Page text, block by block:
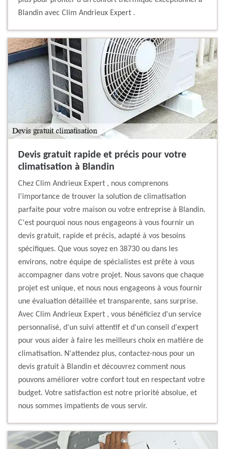
Blandin avec Clim Andrieux Expert .
Devis gratuit rapide et précis pour votre
climatisation à Blandin
Chez Clim Andrieux Expert , nous comprenons
l'importance de trouver la solution de climatisation
parfaite pour votre maison ou votre entreprise à Blandin.
C'est pourquoi nous nous engageons à vous fournir un
devis gratuit, rapide et précis, adapté à vos besoins
spécifiques. Que vous soyez en 38730 ou dans les
environs, notre équipe de spécialistes est prête à vous
accompagner dans votre projet. Nous savons que chaque
projet est unique, et nous nous engageons à vous fournir
une évaluation détaillée et transparente, sans surprise.
Avec Clim Andrieux Expert , vous bénéficiez d'un service
personnalisé, d'un suivi attentif et d'un conseil d'expert
pour vous aider à faire les meilleurs choix en matière de
climatisation. N'attendez plus, contactez-nous pour un
devis gratuit à Blandin et découvrez comment nous
pouvons améliorer votre confort tout en respectant votre
budget. Votre satisfaction est notre priorité absolue, et
nous sommes impatients de vous servir.